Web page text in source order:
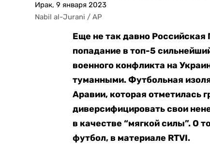
Ирак, 9 января 2023
Nabil al-Jurani / AP
Еще не так давно
попадание в топ-5
военного конфликта на
туманными. Футбольная
Аравии, которая отметилась
диверсифицировать свои
в качестве “мягкой силы”. О
футбол, в материале RTVI.